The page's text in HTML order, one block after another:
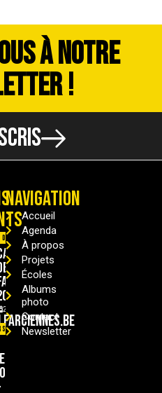
À NOTRE
!
Divers
29/08/2026
NAVIGATION
Accueil
Agenda
À propos
Projets
Écoles
Albums
photo
Contact
Newsletter